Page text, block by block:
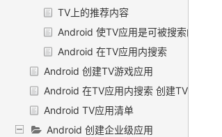
TV上的推荐内容
Android 使TV应用是可被搜索的
Android 在TV应用内搜索
Android 创建TV游戏应用
Android 在TV应用内搜索 创建TV直播应用
Android TV应用清单
Android 创建企业级应用